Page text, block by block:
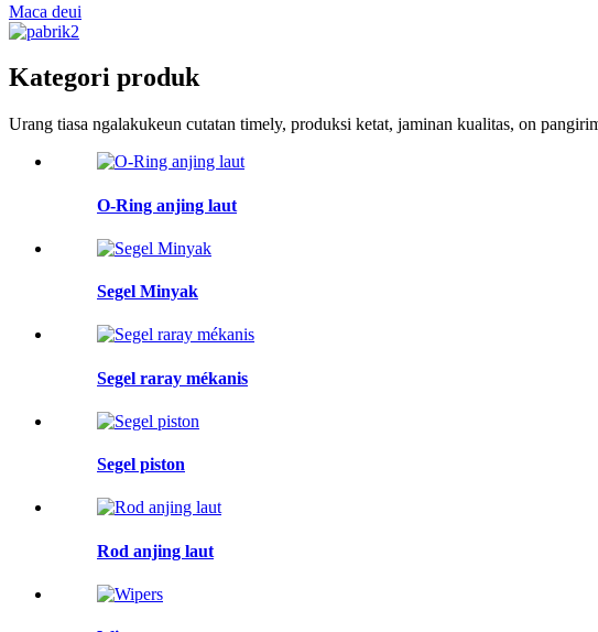
Maca deui
Kategori produk
Urang tiasa ngalakukeun cutatan timely, produksi ketat, jaminan kualitas, on
O-Ring anjing laut
Segel Minyak
Segel raray mékanis
Segel piston
Rod anjing laut